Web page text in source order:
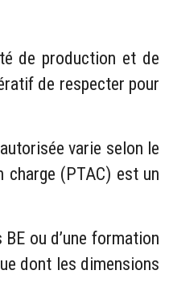
de production et de
de respecter pour
varie selon le
(PTAC) est un
ou d’une formation
dont les dimensions